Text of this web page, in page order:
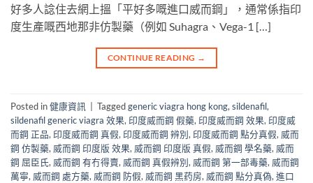
好多人諗住去網上搵「平好多嘅進口威而鋼」，通常係指印
度生產嘅西地那非仿製藥（例如 Suhagra、Vega-1 […]
CONTINUE READING →
Posted in健康資訊 Taggedgeneric viagra hong kong, sildenafil,
sildenafil generic viagra 效果, 印度威而鋼 假藥, 印度威而鋼 效果, 印度威
而鋼 正品, 印度威而鋼 真假, 印度威而鋼 辨別, 印度威而鋼 點分真假, 威而
鋼 仿製藥, 威而鋼 印度版 效果, 威而鋼 印度版 真假, 威而鋼 學名藥, 威而
鋼 屈臣氏, 威而鋼 有冇得賣, 威而鋼 真假辨別, 威而鋼 第一部毒藥, 威而鋼
萬寧, 威而鋼 處方藥, 威而鋼 防假, 威而鋼 黑药房, 威而鋼 點分真偽, 進口